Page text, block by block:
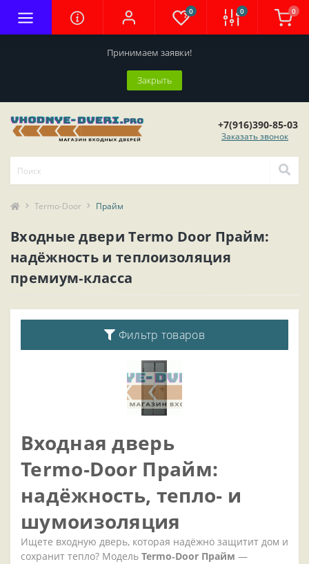
Принимаем заявки!
Закрыть
0 0 0
+7(916)390-85-03
Заказать звонок
Termo-Door Прайм
Входные двери Termo Door Прайм:
надёжность и теплоизоляция
премиум‑класса
Фильтр товаров
Входная дверь
Termo‑Door Прайм:
надёжность, тепло‑ и
шумоизоляция
Ищете входную дверь, которая надёжно защитит дом и
сохранит тепло? Модель Termo‑Door Прайм —